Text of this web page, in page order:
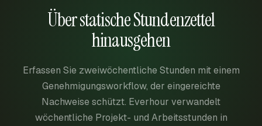
Über statische Stundenzettel
hinausgehen
Erfassen Sie zweiwöchentliche Stunden mit einem
Genehmigungsworkflow, der eingereichte
Nachweise schützt. Everhour verwandelt
wöchentliche Projekt- und Arbeitsstunden in